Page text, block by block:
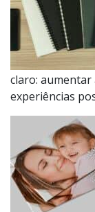
claro: aumentar
experiências